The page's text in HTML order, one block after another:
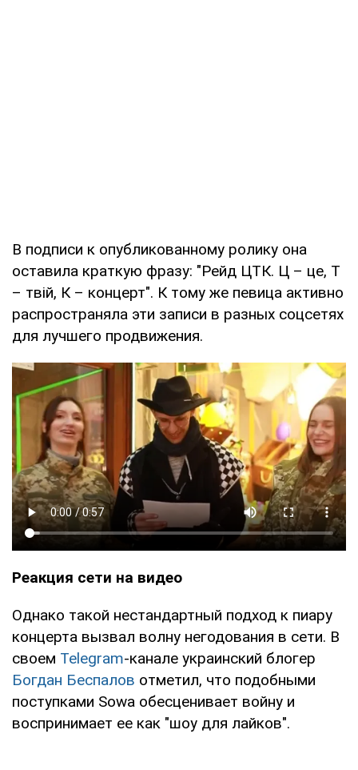
В подписи к опубликованному ролику она
оставила краткую фразу: "Рейд ЦТК. Ц – це, Т
– твій, К – концерт". К тому же певица активно
распространяла эти записи в разных соцсетях
для лучшего продвижения.
Реакция сети на видео
Однако такой нестандартный подход к пиару
концерта вызвал волну негодования в сети. В
своем Telegram-канале украинский блогер
Богдан Беспалов отметил, что подобными
поступками Sowa обесценивает войну и
воспринимает ее как "шоу для лайков".